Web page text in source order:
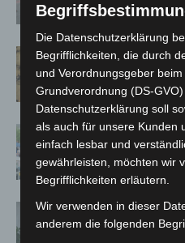
Hannover
Polizei,
hautnah
Hannover:
für
Die Datenschutzerklärung
Begrifflichkeiten, die durch
und Verordnungsgeber
Grundverordnung (DS-
Datenschutzerklärung soll
als auch für unsere Kunden
einfach lesbar und
gewährleisten, möchten wir
Begrifflichkeiten erläutern.
Wir verwenden in dieser
anderem die folgenden